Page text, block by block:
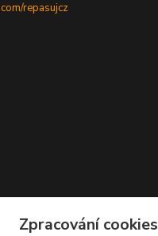
repasujcz
Zpracování cookies